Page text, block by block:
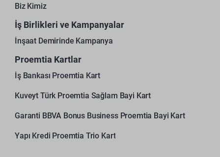
Biz Kimiz
İş Birlikleri ve Kampanyalar
İnşaat Demirinde Kampanya
Proemtia Kartlar
İş Bankası Proemtia Kart
Kuveyt Türk Proemtia Sağlam Bayi Kart
Garanti BBVA Bonus Business Proemtia Bayi Kart
Yapı Kredi Proemtia Trio Kart